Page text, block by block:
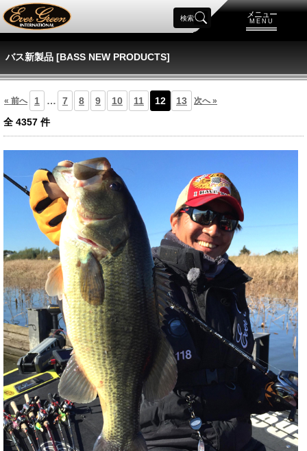
メニュー
MENU
検索
バス新製品 [BASS NEW PRODUCTS]
« 前へ 1 … 7 8 9 10 11 12 13 次へ »
全 4357 件